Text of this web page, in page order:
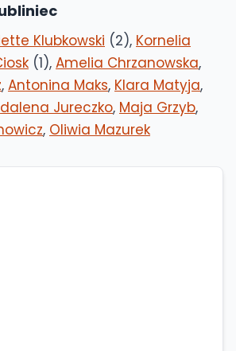
Klubkowski (2), Kornelia
(1), Amelia Chrzanowska,
, Antonina Maks, Klara Matyja,
Jureczko, Maja Grzyb,
, Oliwia Mazurek